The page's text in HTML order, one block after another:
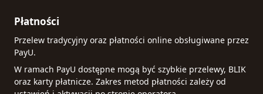
Płatności
Przelew tradycyjny oraz płatności online obsługiwane przez
PayU.
W ramach PayU dostępne mogą być szybkie przelewy, BLIK
oraz karty płatnicze. Zakres metod płatności zależy od